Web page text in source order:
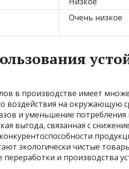
Очень низкое
в производстве имеет
воздействия на окружающую
и уменьшение
выгода, связанная с
экологически чистые
и производства